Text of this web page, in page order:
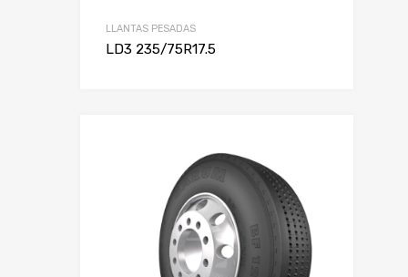
LLANTAS PESADAS
LD3 235/75R17.5